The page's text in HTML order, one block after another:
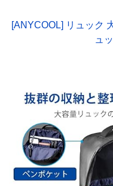
[ANYCOOL] リュック
ュ